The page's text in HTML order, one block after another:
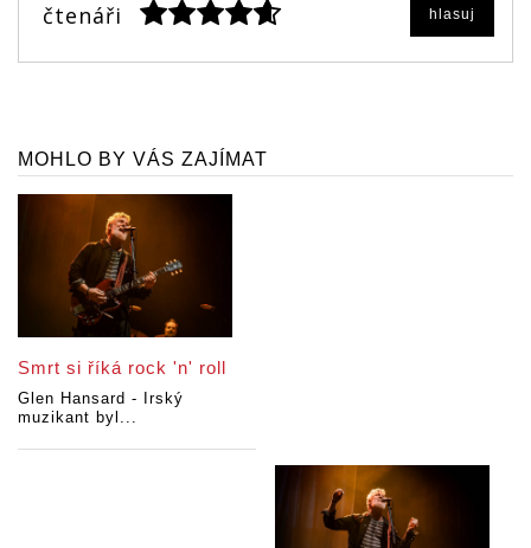
čtenáři hlasuj
MOHLO BY VÁS ZAJÍMAT
Smrt si říká rock 'n' roll
Glen Hansard - Irský
muzikant byl...